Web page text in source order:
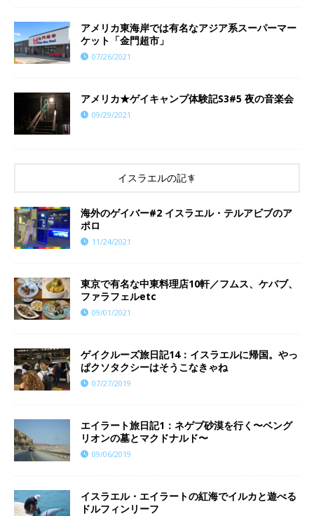
アメリカ東海岸では有名なアジア系スーパーマー
ケット「金門超市」
07/26/2021
アメリカ★ゲイキャンプ体験記S3#5 夜の音楽会
09/29/2021
イスラエルの記事
海外のゲイバー#2 イスラエル・テルアビブのア
ポロ
11/24/2021
東京で有名な中東料理店10軒／フムス、ケバブ、
ファラフェルetc
09/01/2021
ゲイクルーズ旅日記14：イスラエルに帰国。やっ
ぱクソタクシーはそうこなきゃね
07/27/2019
エイラート旅日記1：ネゲブ砂漠を行く〜ベング
リオンの墓とマクドナルド〜
09/06/2019
イスラエル・エイラートの紅海でイルカと遊べる
ドルフィンリーフ